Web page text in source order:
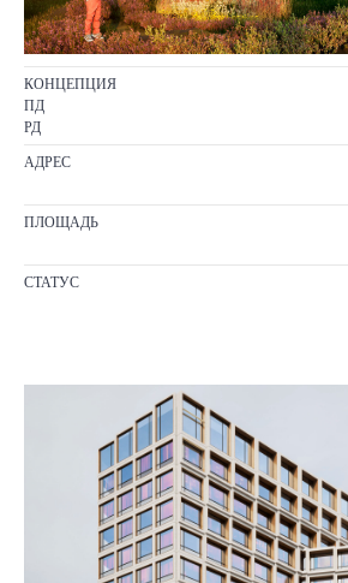
КОНЦЕПЦИЯ
ПД
РД
АДРЕС
ПЛОЩАДЬ
СТАТУС